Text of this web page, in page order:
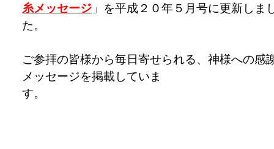
糸メッセージ 」 を平成２０年５月号に更新しま
た。
ご参拝の皆様から毎日寄せられる、神様への感
メッセージを掲載していま
す。